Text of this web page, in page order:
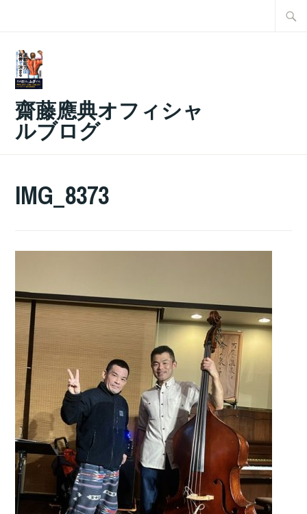
齋藤應典オフィシャ
ルブログ
IMG_8373